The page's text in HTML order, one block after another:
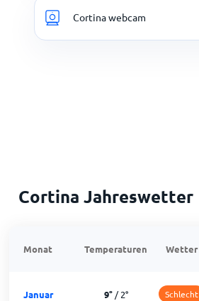
Cortina webcam
Cortina Jahreswetter
Monat Temperaturen Wetter
Januar 9°/2° Schlecht